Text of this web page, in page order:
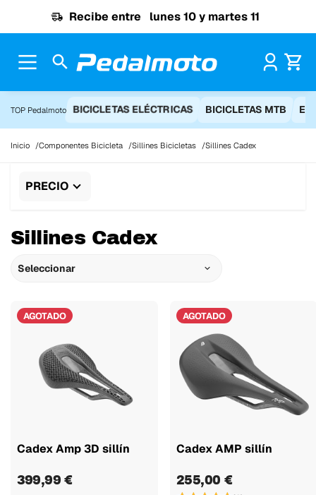
Recibe entre lunes 10 y martes 11
TOP Pedalmoto BICICLETAS ELÉCTRICAS BICICLETAS MTB
Inicio Componentes Bicicleta Sillines Bicicletas Sillines Cadex
PRECIO
Sillines Cadex
Seleccionar
AGOTADO
Cadex Amp 3D sillín
399,99 €
AGOTADO
Cadex AMP sillín
255,00 €